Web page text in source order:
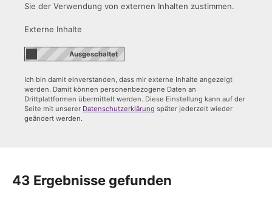
Sie der Verwendung von externen Inhalten zustimmen.
Externe Inhalte
Ich bin damit einverstanden, dass mir externe Inhalte angezeigt
werden. Damit können personenbezogene Daten an
Drittplattformen übermittelt werden. Diese Einstellung kann auf der
Seite mit unserer Datenschutzerklärung später jederzeit wieder
geändert werden.
43 Ergebnisse gefunden